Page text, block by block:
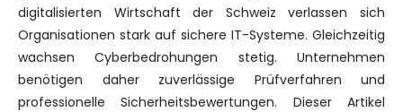
digitalisierten Wirtschaft der Schweiz verlassen sich
Organisationen stark auf sichere IT-Systeme. Gleichzeitig
wachsen Cyberbedrohungen stetig. Unternehmen
benötigen daher zuverlässige Prüfverfahren und
professionelle Sicherheitsbewertungen. Dieser Artikel